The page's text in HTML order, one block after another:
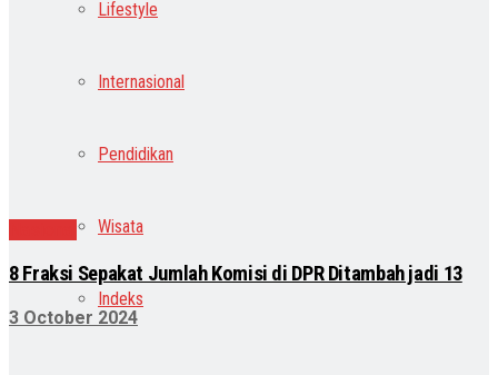
Lifestyle
Internasional
Pendidikan
Wisata
Indeks
8 Fraksi Sepakat Jumlah Komisi di DPR Ditambah jadi 13
3 October 2024